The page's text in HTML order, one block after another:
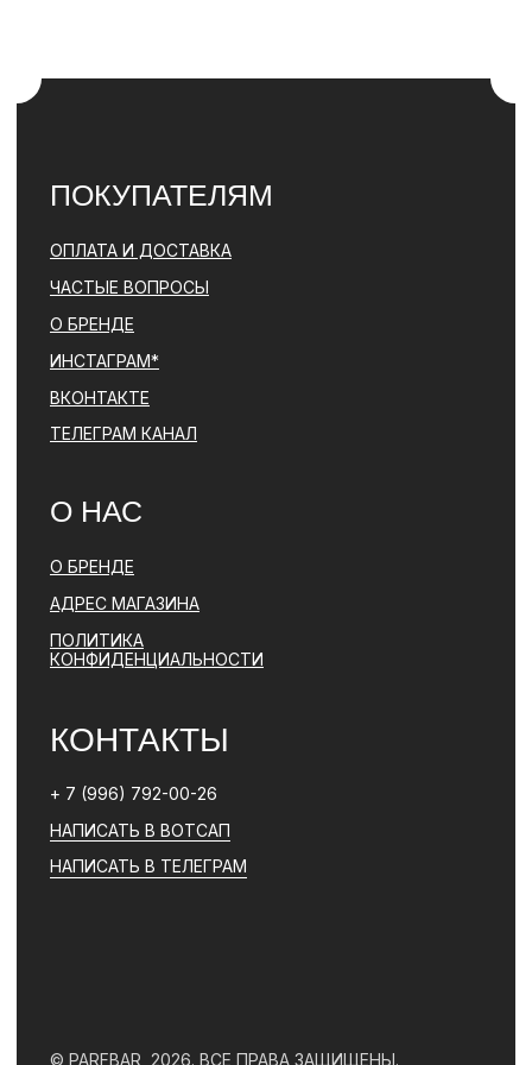
*ДЕЯТЕЛЬНОСТЬ КОМПАНИИ META (ФЕЙСБУК, ИНСТАГРАМ)
ЯВЛЯЕТСЯ ЗАПРЕЩЕННОЙ НА ТЕРРИТОРИИ РФ
ЮРИДИЧЕСКАЯ ИНФОРМАЦИЯ
ДОГОВОР ОФЕРТЫ